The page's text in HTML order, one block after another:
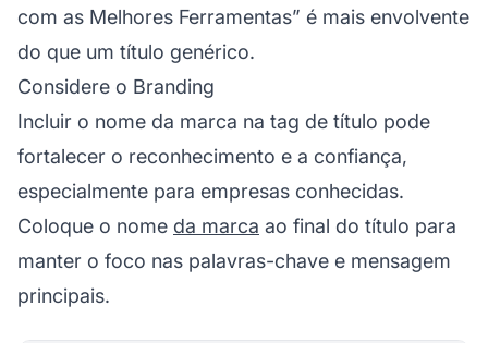
com as Melhores Ferramentas” é mais envolvente
do que um título genérico.
Considere o Branding
Incluir o nome da marca na tag de título pode
fortalecer o reconhecimento e a confiança,
especialmente para empresas conhecidas.
Coloque o nome da marca ao final do título para
manter o foco nas palavras-chave e mensagem
principais.